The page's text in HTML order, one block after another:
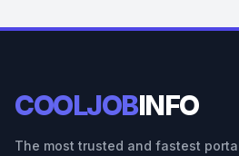
COOLJOBINFO
The most trusted and fastest